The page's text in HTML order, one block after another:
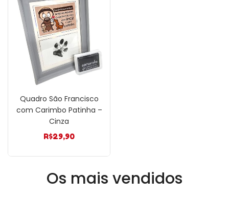
Quadro São Francisco
com Carimbo Patinha –
Cinza
R$29,90
Os mais vendidos